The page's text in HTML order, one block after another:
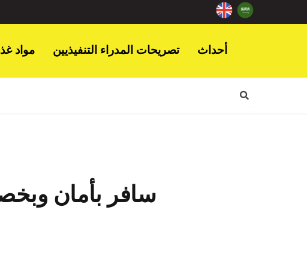
مواد تصريحات المدراء التنفيذيين أحداث
سافر بأمان